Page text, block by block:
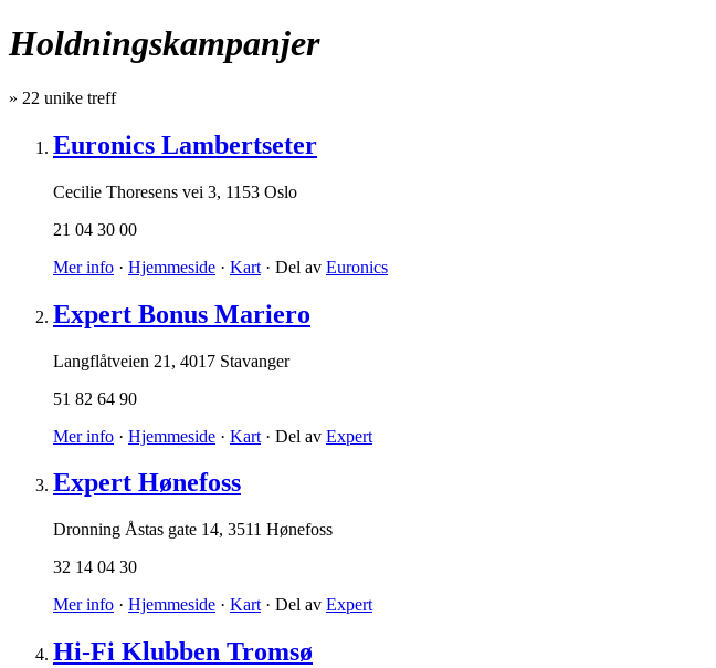
Holdningskampanjer
» 22 unike treff
Euronics Lambertseter
Cecilie Thoresens vei 3, 1153 Oslo
21 04 30 00
Mer info · Hjemmeside · Kart · Del av Euronics
Expert Bonus Mariero
Langflåtveien 21 , 4017 Stavanger
51 82 64 90
Mer info · Hjemmeside · Kart · Del av Expert
Expert Hønefoss
Dronning Åstas gate 14, 3511 Hønefoss
32 14 04 30
Mer info · Hjemmeside · Kart · Del av Expert
Hi-Fi Klubben Tromsø